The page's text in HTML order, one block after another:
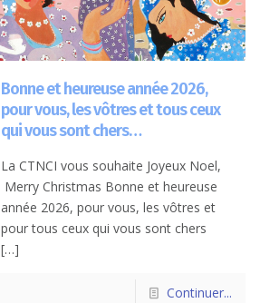
Bonne et heureuse année 2026,
pour vous, les vôtres et tous ceux
qui vous sont chers…
La CTNCI vous souhaite Joyeux Noel,
Merry Christmas Bonne et heureuse
année 2026, pour vous, les vôtres et
pour tous ceux qui vous sont chers
[…]
Continuer...